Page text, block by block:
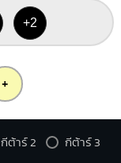
+2
+
กีต้าร์ 2 กีต้าร์ 3